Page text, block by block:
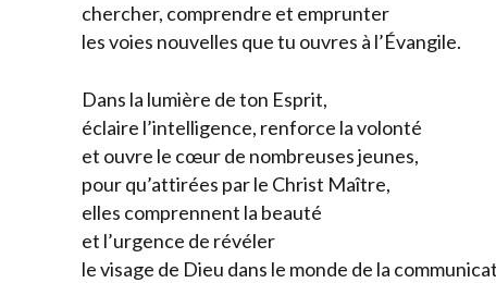
chercher, comprendre et emprunter
les voies nouvelles que tu ouvres à l’Évangile.
Dans la lumière de ton Esprit,
éclaire l’intelligence, renforce la volonté
et ouvre le cœur de nombreuses jeunes,
pour qu’attirées par le Christ Maître,
elles comprennent la beauté
et l’urgence de révéler
le visage de Dieu dans le monde de la